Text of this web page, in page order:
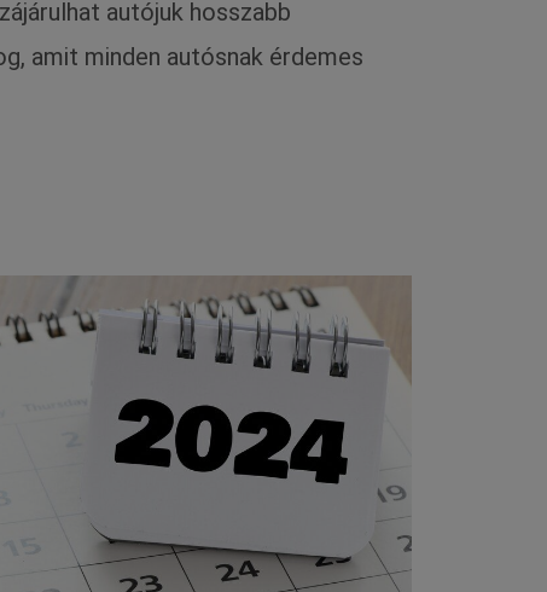
autójuk hosszabb
amit minden autósnak érdemes